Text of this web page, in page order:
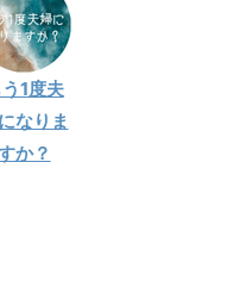
う1度夫
なりま
か？